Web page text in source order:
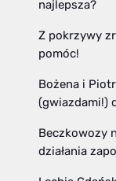
najlepsza?
Z pokrzywy
pomóc!
Bożena i
(gwiazdami!)
Beczkowozy
działania